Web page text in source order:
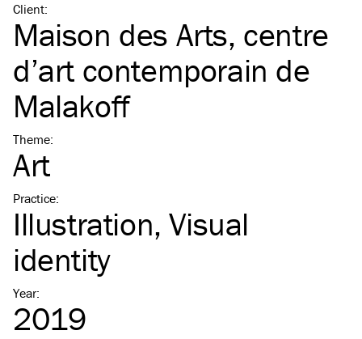
Client:
Maison des Arts, centre
d’art contemporain de
Malakoff
Theme:
Art
Practice:
Illustration Visual
identity
Year:
2019